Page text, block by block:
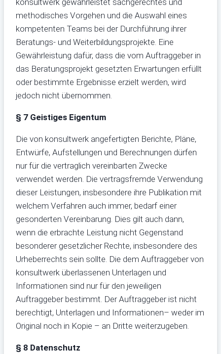
methodisches Vorgehen und die Auswahl eines
kompetenten Teams bei der Durchführung ihrer
Beratungs- und Weiterbildungsprojekte. Eine
Gewährleistung dafür, dass die vom Auftraggeber in
das Beratungsprojekt gesetzten Erwartungen erfüllt
oder bestimmte Ergebnisse erzielt werden, wird
jedoch nicht übernommen.
§ 7 Geistiges Eigentum
Die von konsultwerk angefertigten Berichte, Pläne,
Entwürfe, Aufstellungen und Berechnungen dürfen
nur für die vertraglich vereinbarten Zwecke
verwendet werden. Die vertragsfremde Verwendung
dieser Leistungen, insbesondere ihre Publikation mit
welchem Verfahren auch immer, bedarf einer
gesonderten Vereinbarung. Dies gilt auch dann,
wenn die erbrachte Leistung nicht Gegenstand
besonderer gesetzlicher Rechte, insbesondere des
Urheberrechts sein sollte. Die dem Auftraggeber von
konsultwerk überlassenen Unterlagen und
Informationen sind nur für den jeweiligen
Auftraggeber bestimmt. Der Auftraggeber ist nicht
berechtigt, Unterlagen und Informationen– weder im
Original noch in Kopie – an Dritte weiterzugeben.
§ 8 Datenschutz